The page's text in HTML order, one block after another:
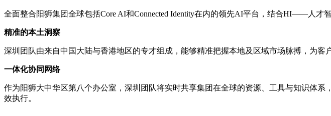
全面整合阳狮集团全球包括Core AI和Connected Identity在内的领先AI平台，结合HI——人才
精准的本土洞察
深圳团队由来自中国大陆与香港地区的专才组成，能够精准把握本地及区域市场脉搏，为客
一体化协同网络
作为阳狮大中华区第八个办公室，深圳团队将实时共享集团在全球的资源、工具与知识体
效执行。